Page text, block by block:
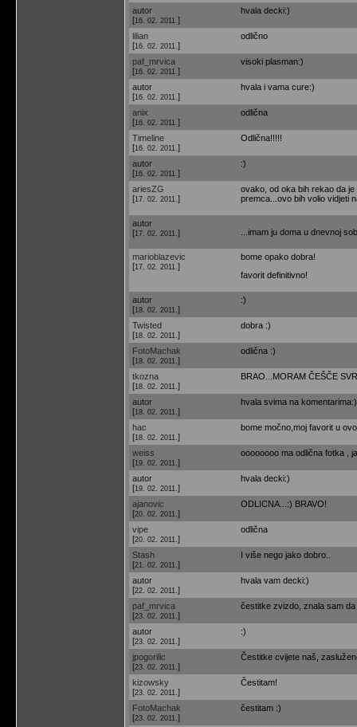
autor
[16. 02. 2011. ]
hvala decki:)
lilian
[16. 02. 2011. ]
odlično
paf_mrvica
[16. 02. 2011. ]
visoki plasman:)
autor
[16. 02. 2011. ]
hvala i vama cure:)
anix
[16. 02. 2011. ]
odlična
Timeline
[16. 02. 2011. ]
Odlična!!!!!
autor
[16. 02. 2011. ]
:)
ariesZG
[17. 02. 2011. ]
ovako, od oka bih rekao da
premca...ovo bih volio vidjeti
autor
[17. 02. 2011. ] ...imam ju doma u dnevnoj
marioblazevic
[17. 02. 2011. ]
bome opako dobra!
favorit definitivno!
autor
[18. 02. 2011. ]
:)
Twisted
[18. 02. 2011. ]
dobra :)
FotoMachak
[18. 02. 2011. ]
odlična :)
tkozna
[18. 02. 2011. ]
BRAO...MORAM ČEŠČE
autor
[18. 02. 2011. ]
hvala svima na komentarima:)
hac
[18. 02. 2011. ]
bome močno,moj favorit u
weiss
[19. 02. 2011. ]
oooooooo ma odlična fotka ,
autor
[19. 02. 2011. ]
hvala decki:)
ajanovic
[20. 02. 2011. ]
ODLICNA...:) BRAVO!
vipe
[20. 02. 2011. ]
odlična
Stash
[21. 02. 2011. ]
I više nego jako dobro..
autor
[22. 02. 2011. ]
hvala vam decki:)
paf_mrvica
[23. 02. 2011. ]
čestitke zvizdo, znala sam
autor
[23. 02. 2011. ]
:)
jpogorilic
[23. 02. 2011. ]
Čestitke cvijete naš,
kizowsky
[23. 02. 2011. ]
Čestitam!
FotoMachak
[23. 02. 2011. ]
čestitam :)